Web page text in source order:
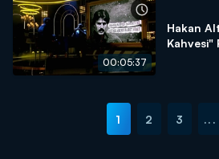
00:05:37
Hakan
Kahvesi"
1 2 3 ...